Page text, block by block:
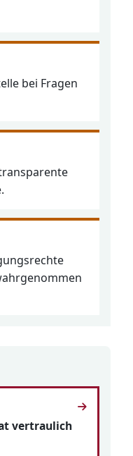
bei Fragen
vertraulich